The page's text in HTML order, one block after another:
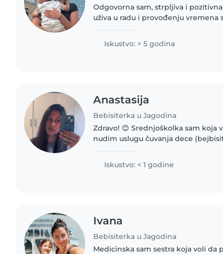
Odgovorna sam, strpljiva i
uživa u radu i provođenju vremena
kreativnih igara i svakodnevnih..
Iskustvo: > 5 godina
Anastasija
Bebisiterka u Jagodina
Zdravo! 😊 Srednjoškolka sam koja
nudim uslugu čuvanja dece
učimo i provodimo..
Iskustvo: < 1 godine
Ivana
Bebisiterka u Jagodina
Medicinska sam sestra koja voli da